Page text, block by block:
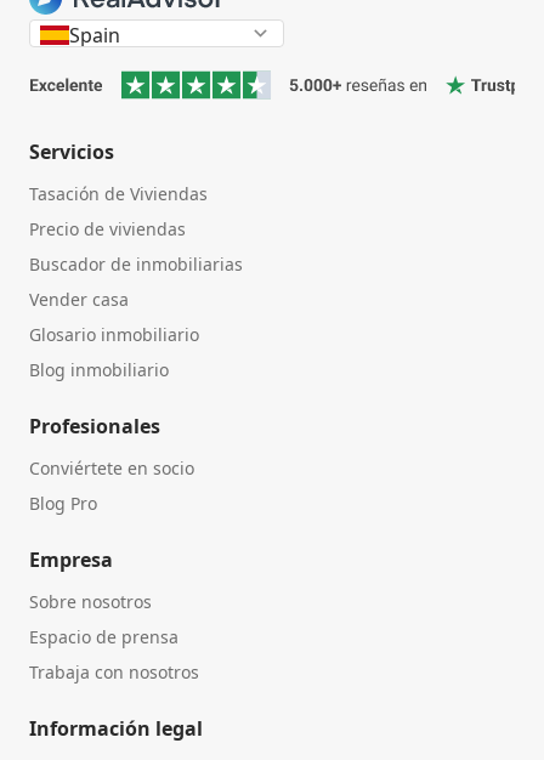
Spain
Servicios
Tasación de Viviendas
Precio de viviendas
Buscador de inmobiliarias
Vender casa
Glosario inmobiliario
Blog inmobiliario
Profesionales
Conviértete en socio
Blog Pro
Empresa
Sobre nosotros
Espacio de prensa
Trabaja con nosotros
Información legal